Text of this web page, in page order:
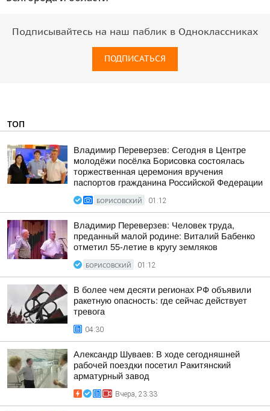
Подписывайтесь на наш паблик в Одноклассниках
ПОДПИСАТЬСЯ
ТОП
Владимир Переверзев: Сегодня в Центре
молодёжи посёлка Борисовка состоялась
торжественная церемония вручения
паспортов гражданина Российской Федерации
БОРИСОВСКИЙ 01:12
Владимир Переверзев: Человек труда,
преданный малой родине: Виталий Бабенко
отметил 55-летие в кругу земляков
БОРИСОВСКИЙ 01:12
В более чем десяти регионах РФ объявили
ракетную опасность: где сейчас действует
тревога
04:30
Александр Шуваев: В ходе сегодняшней
рабочей поездки посетил Ракитянский
арматурный завод
Вчера, 23:33